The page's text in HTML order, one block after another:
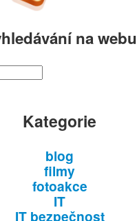
na webu
Kategorie
blog
filmy
fotoakce
IT
IT bezpečnost